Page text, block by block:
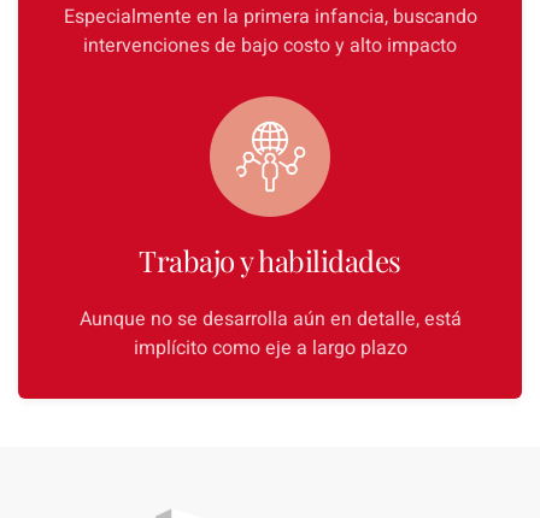
Especialmente en la primera infancia, buscando
intervenciones de bajo costo y alto impacto
Trabajo y habilidades
Aunque no se desarrolla aún en detalle, está
implícito como eje a largo plazo